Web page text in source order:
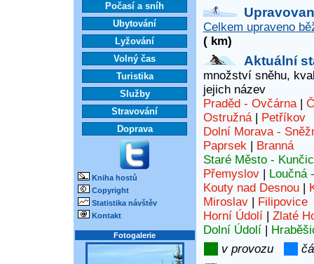
Počasí a sníh
Ubytování
Lyžování
Volný čas
Turistika
Služby
Stravování
Doprava
Kniha hostů
Copyright
Statistika návštěv
Kontakt
Fotogalerie
Celkem upraveno
( km)
Aktuální
množství sněhu,
jejich název
Praděd - Ovčárna|
Ostružná| Petříkov
Dolní Morava -
Paprsek| Branná
Staré Město -
Přemyslov| Loučná
Kouty nad Desnou|
Miroslav| Filipovice
Horní Údolí| Zlaté
Dolní Údolí|
v provozu